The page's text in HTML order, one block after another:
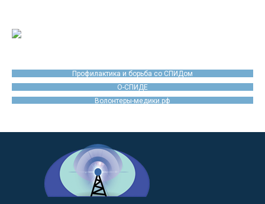
Профилактика и борьба со СПИДом
О-СПИДЕ
Волонтеры-медики.рф